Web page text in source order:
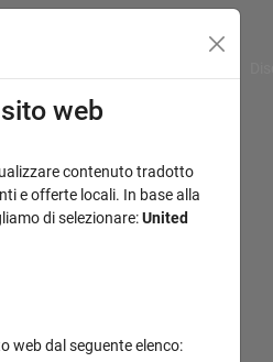
web
contenuto tradotto
e offerte locali. In base alla
di selezionare:United
web dal seguente elenco: